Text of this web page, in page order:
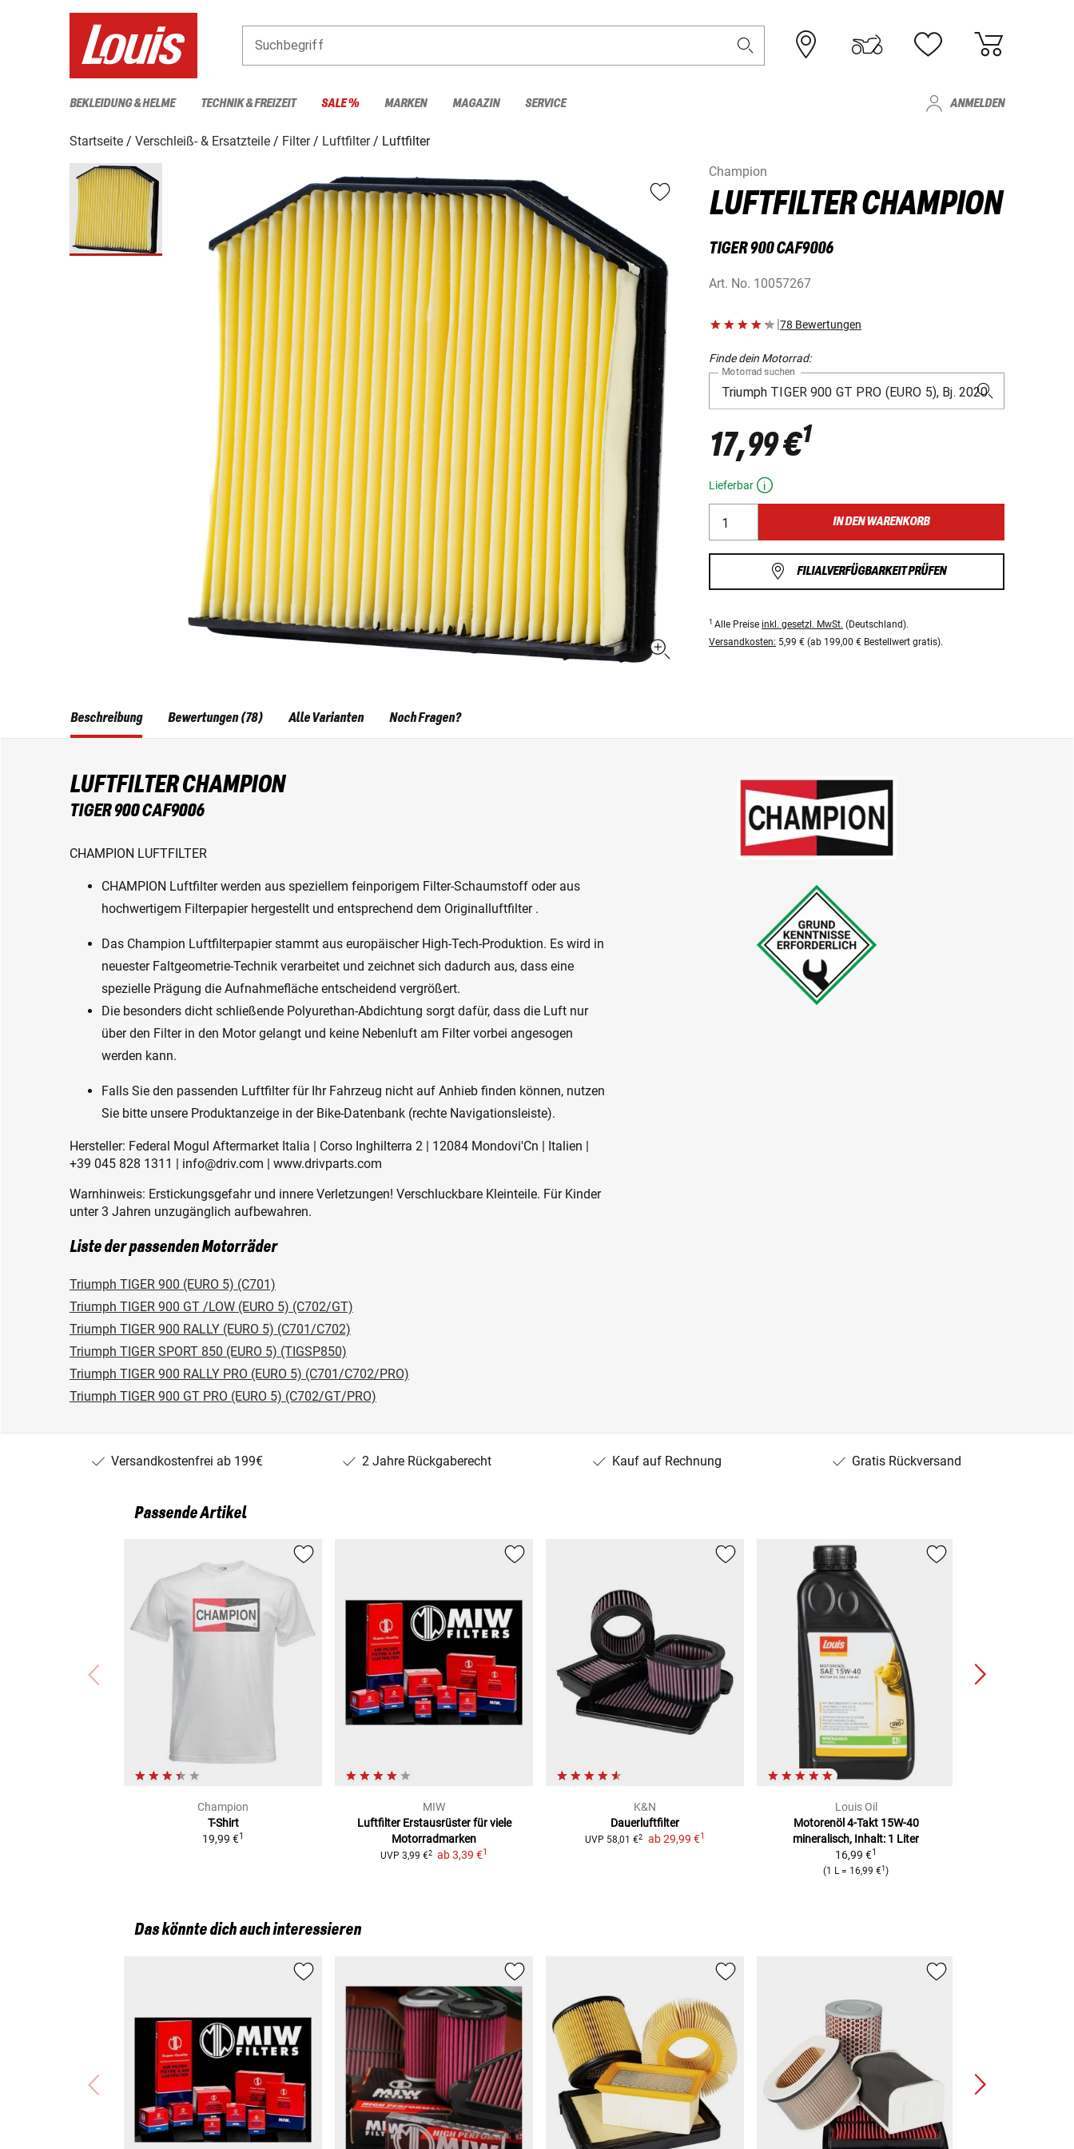
Suchbegriff
BEKLEIDUNG & HELME TECHNIK & FREIZEIT SALE % MARKEN MAGAZIN SERVICE ANMELDEN
Startseite Verschleiß- & Ersatzteile Filter Luftfilter
Luftfilter
Champion
LUFTFILTER CHAMPION
TIGER 900 CAF9006
Art. No. 10057267
|78 Bewertungen
Finde dein Motorrad:
Motorrad suchen
17,99 €1
Lieferbar
IN DEN WARENKORB
FILIALVERFÜGBARKEIT PRÜFEN
1 Alle Preise inkl. gesetzl. MwSt. (Deutschland).
Versandkosten: 5,99 € (ab 199,00 € Bestellwert gratis).
Beschreibung
LUFTFILTER CHAMPION
TIGER 900 CAF9006
CHAMPION LUFTFILTER
CHAMPION Luftfilter werden aus speziellem feinporigem Filter-Schaumstoff oder aus
hochwertigem Filterpapier hergestellt und entsprechend dem Originalluftfilter .
Das Champion Luftfilterpapier stammt aus europäischer High-Tech-Produktion. Es wird in
neuester Faltgeometrie-Technik verarbeitet und zeichnet sich dadurch aus, dass eine
spezielle Prägung die Aufnahmefläche entscheidend vergrößert.
Die besonders dicht schließende Polyurethan-Abdichtung sorgt dafür, dass die Luft nur
über den Filter in den Motor gelangt und keine Nebenluft am Filter vorbei angesogen
werden kann.
Falls Sie den passenden Luftfilter für Ihr Fahrzeug nicht auf Anhieb finden können, nutzen
Sie bitte unsere Produktanzeige in der Bike-Datenbank (rechte Navigationsleiste).
Hersteller: Federal Mogul Aftermarket Italia | Corso Inghilterra 2 | 12084 Mondovi'Cn | Italien |
+39 045 828 1311 | info@driv.com | www.drivparts.com
Warnhinweis: Erstickungsgefahr und innere Verletzungen! Verschluckbare Kleinteile. Für Kinder
unter 3 Jahren unzugänglich aufbewahren.
Liste der passenden Motorräder
Triumph TIGER 900 (EURO 5) (C701)
Triumph TIGER 900 GT /LOW (EURO 5) (C702/GT)
Triumph TIGER 900 RALLY (EURO 5) (C701/C702)
Triumph TIGER SPORT 850 (EURO 5) (TIGSP850)
Triumph TIGER 900 RALLY PRO (EURO 5) (C701/C702/PRO)
Triumph TIGER 900 GT PRO (EURO 5) (C702/GT/PRO)
Bewertungen (78) Alle Varianten Noch Fragen?
Versandkostenfrei ab 199€ 2 Jahre Rückgaberecht Kauf auf Rechnung Gratis Rückversand
Passende Artikel
Champion
T-Shirt
19,99 €1
MIW
Luftfilter Erstausrüster für viele
Motorradmarken
UVP 3,99 €2 ab3,39 €1
K&N
Dauerluftfilter
UVP 58,01 €2 ab 29,99 €1
Louis Oil
Motorenöl 4-Takt 15W-40
mineralisch, Inhalt: 1 Liter
16,99 €1
(1 L= 16,99 €1 )
Das könnte dich auch interessieren